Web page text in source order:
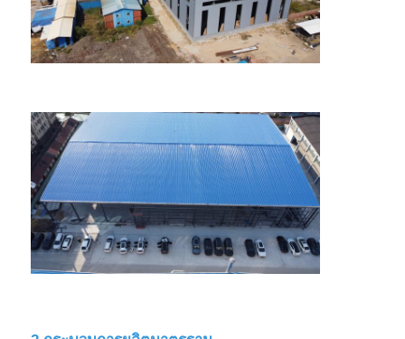
โครงสร้างเหล็กสำเร็จรูป
การประชุมเชิงปฏิบัติการโครงสร้างเหล็ก
อาคารโครงสร้างเหล็ก
โครงสร้างเหล็ก